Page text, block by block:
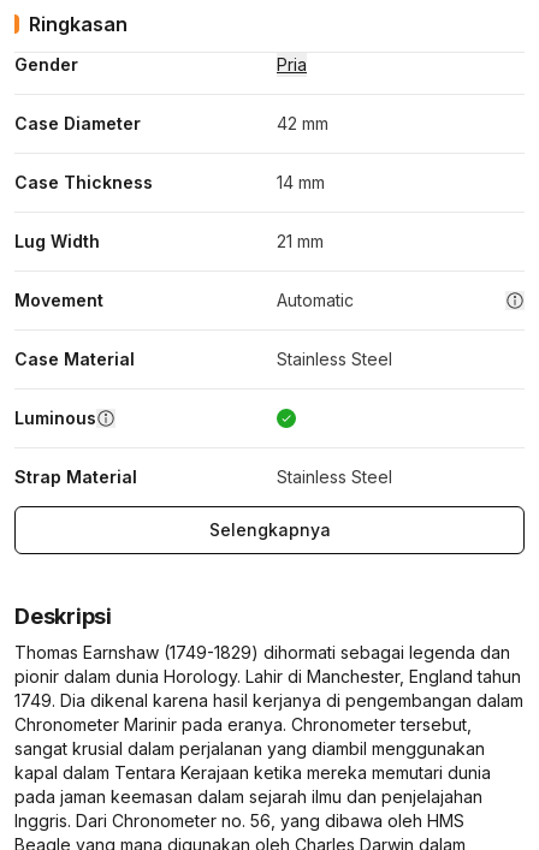
Ringkasan
Gender Pria
Case Diameter 42 mm
Case Thickness 14 mm
Lug Width 21 mm
Movement Automatic
Case Material Stainless Steel
Luminous
Strap Material Stainless Steel
Selengkapnya
Deskripsi
Thomas Earnshaw (1749-1829) dihormati sebagai legenda dan
pionir dalam dunia Horology. Lahir di Manchester, England tahun
1749. Dia dikenal karena hasil kerjanya di pengembangan dalam
Chronometer Marinir pada eranya. Chronometer tersebut,
sangat krusial dalam perjalanan yang diambil menggunakan
kapal dalam Tentara Kerajaan ketika mereka memutari dunia
pada jaman keemasan dalam sejarah ilmu dan penjelajahan
Inggris. Dari Chronometer no. 56, yang dibawa oleh HMS
Beagle yang mana digunakan oleh Charles Darwin dalam